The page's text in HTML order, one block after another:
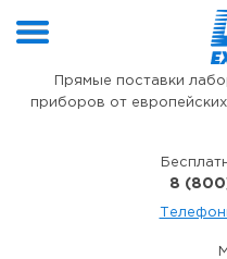
Прямые поставки
приборов от
8